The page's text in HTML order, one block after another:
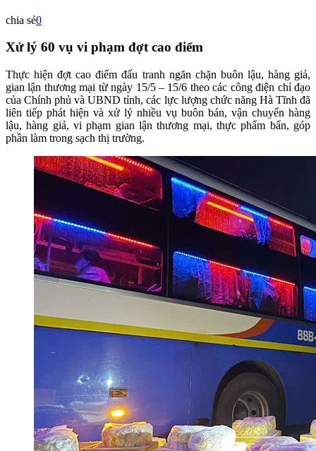
chia sẻ0
Xử lý 60 vụ vi phạm đợt cao điểm
Thực hiện đợt cao điểm đấu tranh ngăn chặn buôn lậu, hàng giả,
gian lận thương mại từ ngày 15/5 – 15/6 theo các công điện chỉ đạo
của Chính phủ và UBND tỉnh, các lực lượng chức năng Hà Tĩnh đã
liên tiếp phát hiện và xử lý nhiều vụ buôn bán, vận chuyển hàng
lậu, hàng giả, vi phạm gian lận thương mại, thực phẩm bẩn, góp
phần làm trong sạch thị trường.